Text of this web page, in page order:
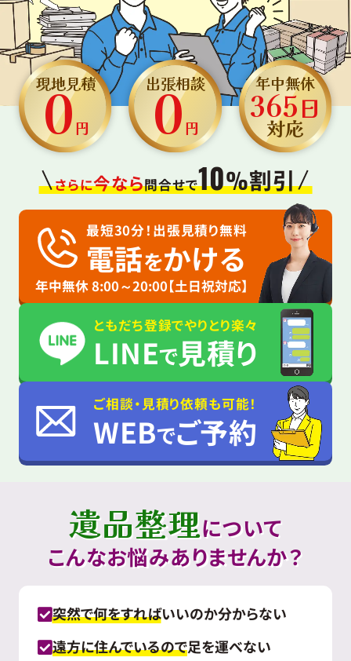
現地見積
0円
出張相談
0円
年中無休
365日
対応
さらに今なら問合せで10%割引
最短30分！出張見積り無料
電話をかける
年中無休 8:00～20:00【土日祝対応】
ともだち登録でやりとり楽々
LINEで見積り
ご相談・見積り依頼も可能！
WEBでご予約
遺品整理について
こんなお悩みありませんか？
突然で何をすればいいのか分からない
遠方に住んでいるので足を運べない